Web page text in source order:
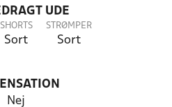
UDE
SHORTS
Sort
STRØMPER
Sort
Nej